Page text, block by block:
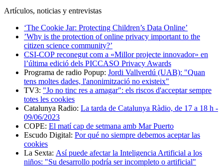
Artículos, noticias y entrevistas
‘The Cookie Jar: Protecting Children’s Data Online’
’Why is the protection of online privacy important to the
citizen science community?’
CSI-COP reconegut com a «Millor projecte innovador» en
l’última edició dels PICCASO Privacy Awards
Programa de radio Popup: Jordi Vallverdú (UAB): "Quan
tens moltes dades, l'anonimització no existeix"
TV3: "Jo no tinc res a amagar": els riscos d'acceptar sempre
totes les cookies
Catalunya Radio: La tarda de Catalunya Ràdio, de 17 a 18 h -
09/06/2023
COPE: El matí cap de setmana amb Mar Puerto
Escudo Digital: Por qué no siempre debemos aceptar las
cookies
La Sexta: Así puede afectar la Inteligencia Artificial a los
niños: "Su desarrollo podría ser incompleto o artificial"